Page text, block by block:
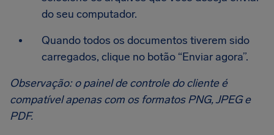
do seu computador.
Quando todos os documentos tiverem sido
carregados, clique no botão “Enviar agora”.
Observação: o painel de controle do cliente é
compatível apenas com os formatos PNG, JPEG e
PDF.